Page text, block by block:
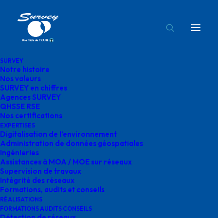
SURVEY
Notre histoire
Nos valeurs
SURVEY en chiffres
Agences SURVEY
QHSSE RSE
Nos certifications
EXPERTISES
Digitalisation de l’environnement
Administration de données géospatiales
Ingénieries
Assistances à MOA / MOE sur réseaux
Supervision de travaux
Intégrité des réseaux
Formations, audits et conseils
RÉALISATIONS
FORMATIONS AUDITS CONSEILS
Accueil
expertise topographie
survey